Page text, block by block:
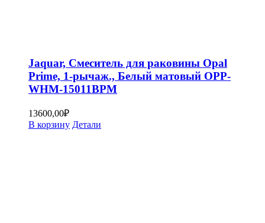
Jaquar, Смеситель для раковины Opal
Prime, 1-рычаж., Белый матовый OPP-
WHM-15011BPM
13600,00₽
В корзину Детали